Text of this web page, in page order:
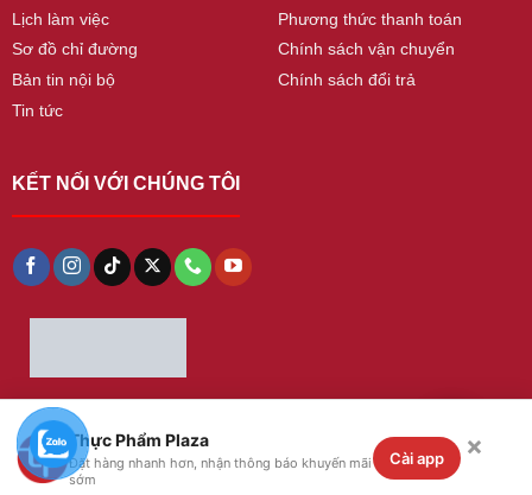
Lịch làm việc
Sơ đồ chỉ đường
Bản tin nội bộ
Tin tức
Phương thức thanh toán
Chính sách vận chuyển
Chính sách đổi trả
KẾT NỐI VỚI CHÚNG TÔI
Copyright 2026 © thucphamplaza. All Rights
Thực Phẩm Plaza
Đặt hàng nhanh hơn, nhận thông báo khuyến mãi
sớm
Cài app ×